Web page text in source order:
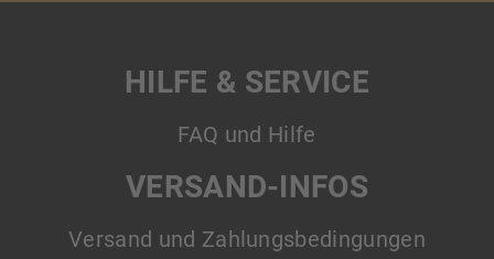
HILFE & SERVICE
FAQ und Hilfe
VERSAND-INFOS
Versand und Zahlungsbedingungen